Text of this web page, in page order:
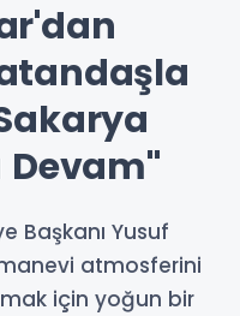
Devam"
Başkanı Yusuf
atmosferini
için yoğun bir